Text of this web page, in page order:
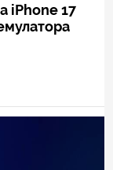
iPhone 17